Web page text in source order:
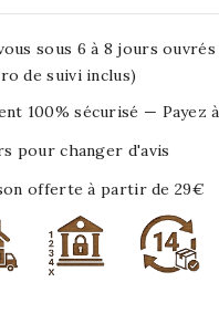
sous 6 à 8 jours ouvrés
de suivi inclus)
100% sécurisé —
pour changer d'avis
offerte à partir de 29€